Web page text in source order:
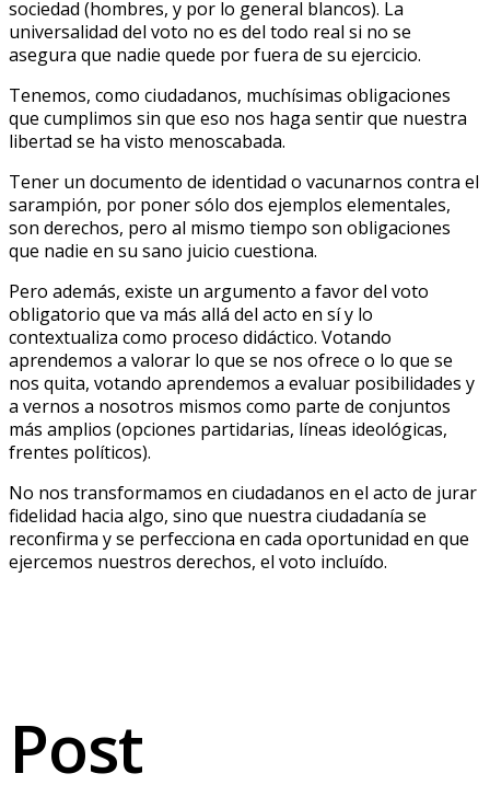
sociedad (hombres, y por lo general blancos). La
universalidad del voto no es del todo real si no se
asegura que nadie quede por fuera de su ejercicio.
Tenemos, como ciudadanos, muchísimas obligaciones
que cumplimos sin que eso nos haga sentir que nuestra
libertad se ha visto menoscabada.
Tener un documento de identidad o vacunarnos contra el
sarampión, por poner sólo dos ejemplos elementales,
son derechos, pero al mismo tiempo son obligaciones
que nadie en su sano juicio cuestiona.
Pero además, existe un argumento a favor del voto
obligatorio que va más allá del acto en sí y lo
contextualiza como proceso didáctico. Votando
aprendemos a valorar lo que se nos ofrece o lo que se
nos quita, votando aprendemos a evaluar posibilidades y
a vernos a nosotros mismos como parte de conjuntos
más amplios (opciones partidarias, líneas ideológicas,
frentes políticos).
No nos transformamos en ciudadanos en el acto de jurar
fidelidad hacia algo, sino que nuestra ciudadanía se
reconfirma y se perfecciona en cada oportunidad en que
ejercemos nuestros derechos, el voto incluído.
Post